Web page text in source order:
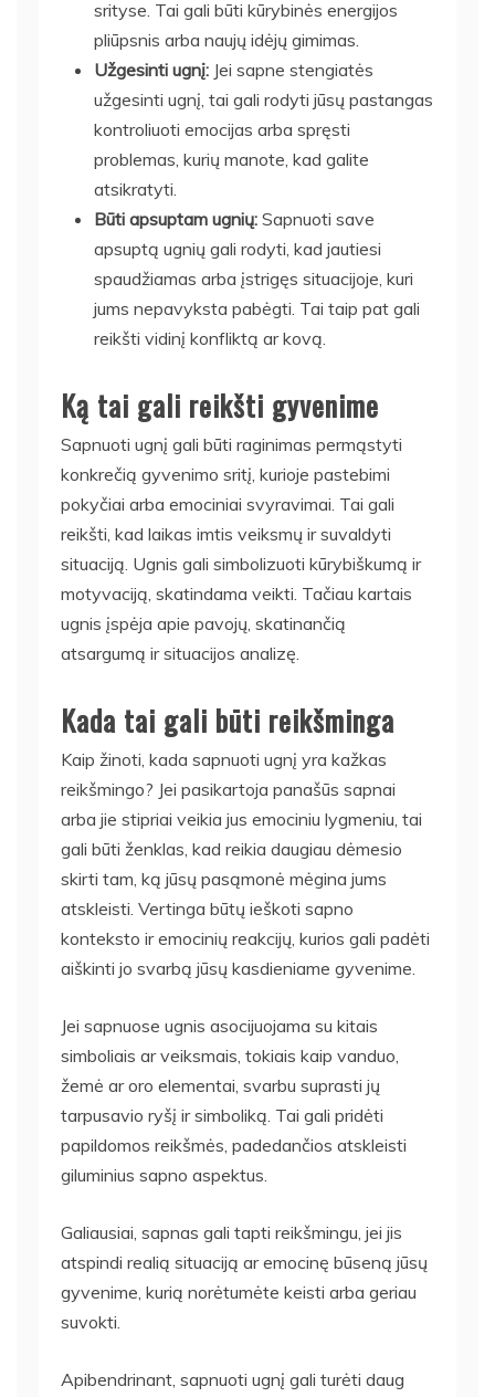
srityse. Tai gali būti kūrybinės energijos
pliūpsnis arba naujų idėjų gimimas.
Užgesinti ugnį: Jei sapne stengiatės
užgesinti ugnį, tai gali rodyti jūsų pastangas
kontroliuoti emocijas arba spręsti
problemas, kurių manote, kad galite
atsikratyti.
Būti apsuptam ugnių: Sapnuoti save
apsuptą ugnių gali rodyti, kad jautiesi
spaudžiamas arba įstrigęs situacijoje, kuri
jums nepavyksta pabėgti. Tai taip pat gali
reikšti vidinį konfliktą ar kovą.
Ką tai gali reikšti gyvenime
Sapnuoti ugnį gali būti raginimas permąstyti
konkrečią gyvenimo sritį, kurioje pastebimi
pokyčiai arba emociniai svyravimai. Tai gali
reikšti, kad laikas imtis veiksmų ir suvaldyti
situaciją. Ugnis gali simbolizuoti kūrybiškumą ir
motyvaciją, skatindama veikti. Tačiau kartais
ugnis įspėja apie pavojų, skatinančią
atsargumą ir situacijos analizę.
Kada tai gali būti reikšminga
Kaip žinoti, kada sapnuoti ugnį yra kažkas
reikšmingo? Jei pasikartoja panašūs sapnai
arba jie stipriai veikia jus emociniu lygmeniu, tai
gali būti ženklas, kad reikia daugiau dėmesio
skirti tam, ką jūsų pasąmonė mėgina jums
atskleisti. Vertinga būtų ieškoti sapno
konteksto ir emocinių reakcijų, kurios gali padėti
aiškinti jo svarbą jūsų kasdieniame gyvenime.
Jei sapnuose ugnis asocijuojama su kitais
simboliais ar veiksmais, tokiais kaip vanduo,
žemė ar oro elementai, svarbu suprasti jų
tarpusavio ryšį ir simboliką. Tai gali pridėti
papildomos reikšmės, padedančios atskleisti
giluminius sapno aspektus.
Galiausiai, sapnas gali tapti reikšmingu, jei jis
atspindi realią situaciją ar emocinę būseną jūsų
gyvenime, kurią norėtumėte keisti arba geriau
suvokti.
Apibendrinant, sapnuoti ugnį gali turėti daug